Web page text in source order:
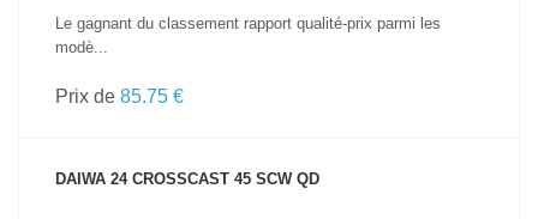
Le gagnant du classement rapport qualité-prix parmi les
modè...
Prix de 85.75 €
DAIWA 24 CROSSCAST 45 SCW QD